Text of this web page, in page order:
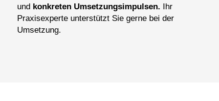
und konkreten Umsetzungsimpulsen. Ihr
Praxisexperte unterstützt Sie gerne bei der
Umsetzung.